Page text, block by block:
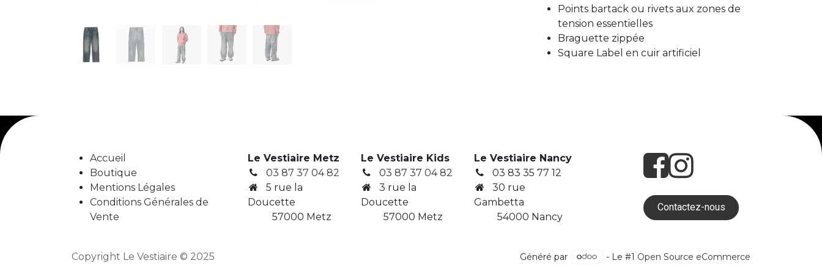
Points bartack ou rivets aux zones de
tension essentielles
Braguette zippée
Square Label en cuir artificiel
Accueil
Boutique
Mentions Légales
Conditions Générales de
Vente
Le Vestiaire Metz
03 87 37 04 82
5 rue la
Doucette
57000 Metz
Le Vestiaire Kids
03 87 37 04 82
3 rue la
Doucette
​ 57000 Metz
Le Vestiaire Nancy
03 83 35 77 12
30 rue
Gambetta
​ 54000 Nancy
Contactez-nous
Copyright Le Vestiaire © 2025 Généré par - Le #1 Open Source eCommerce